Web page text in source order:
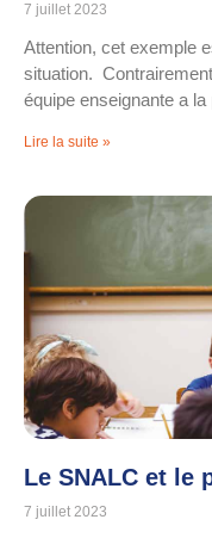
7 juillet 2023
Attention, cet exemple
situation.
équipe enseignante a
Lire la suite »
Le SNALC et le
7 juillet 2023